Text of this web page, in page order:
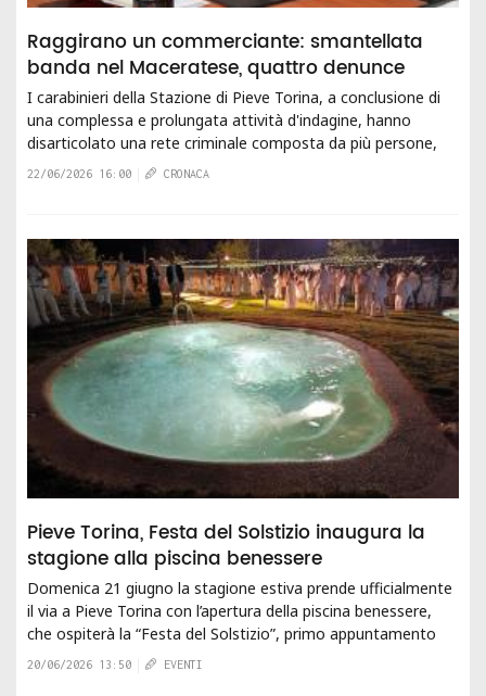
Raggirano un commerciante: smantellata
banda nel Maceratese, quattro denunce
I carabinieri della Stazione di Pieve Torina, a conclusione di
una complessa e prolungata attività d'indagine, hanno
disarticolato una rete criminale composta da più persone,
ritenute responsabili, a...
22/06/2026 16:00 CRONACA
Pieve Torina, Festa del Solstizio inaugura la
stagione alla piscina benessere
Domenica 21 giugno la stagione estiva prende ufficialmente
il via a Pieve Torina con l’apertura della piscina benessere,
che ospiterà la “Festa del Solstizio”, primo appuntamento
dell’estate...
20/06/2026 13:50 EVENTI